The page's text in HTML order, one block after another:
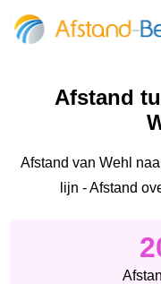
Afstand
Afstand van Wehl
lijn - Afstand